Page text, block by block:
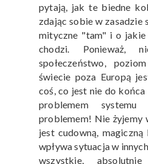
pytają, jak te biedne
zdając sobie w zasadzie
mityczne "tam" i o
chodzi. Ponieważ,
społeczeństwo,
świecie poza Europą
coś, co jest nie do końca
problemem
problemem! Nie żyjemy
jest cudowną,
wpływa sytuacja w
wszystkie,